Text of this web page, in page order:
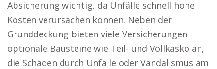
Absicherung wichtig, da Unfälle schnell hohe
Kosten verursachen können. Neben der
Grunddeckung bieten viele Versicherungen
optionale Bausteine wie Teil- und Vollkasko an,
die Schäden durch Unfälle oder Vandalismus am